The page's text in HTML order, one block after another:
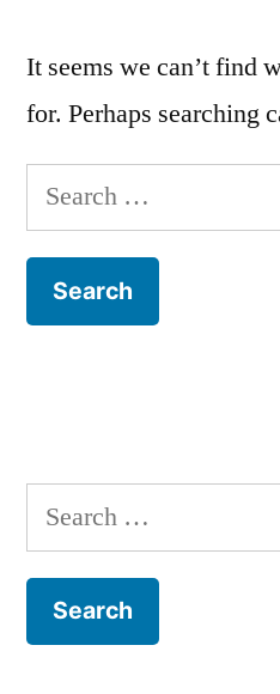
It seems we can’t find
for. Perhaps searching
Search
for:
Search
for: